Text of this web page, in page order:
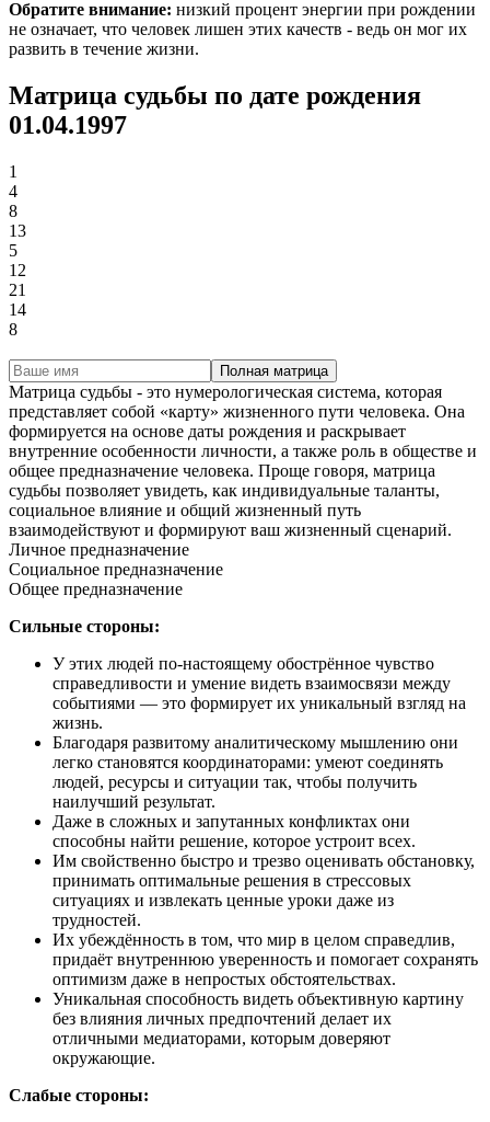
Обратите внимание: низкий процент энергии при рождении
не означает, что человек лишен этих качеств - ведь он мог их
развить в течение жизни.
Матрица судьбы по дате рождения
01.04.1997
1
4
8
13
5
12
21
14
8
Полная матрица
Матрица судьбы - это нумерологическая система, которая
представляет собой «карту» жизненного пути человека. Она
формируется на основе даты рождения и раскрывает
внутренние особенности личности, а также роль в обществе и
общее предназначение человека. Проще говоря, матрица
судьбы позволяет увидеть, как индивидуальные таланты,
социальное влияние и общий жизненный путь
взаимодействуют и формируют ваш жизненный сценарий.
Личное предназначение
Социальное предназначение
Общее предназначение
Сильные стороны:
У этих людей по-настоящему обострённое чувство
справедливости и умение видеть взаимосвязи между
событиями — это формирует их уникальный взгляд на
жизнь.
Благодаря развитому аналитическому мышлению они
легко становятся координаторами: умеют соединять
людей, ресурсы и ситуации так, чтобы получить
наилучший результат.
Даже в сложных и запутанных конфликтах они
способны найти решение, которое устроит всех.
Им свойственно быстро и трезво оценивать обстановку,
принимать оптимальные решения в стрессовых
ситуациях и извлекать ценные уроки даже из
трудностей.
Их убеждённость в том, что мир в целом справедлив,
придаёт внутреннюю уверенность и помогает сохранять
оптимизм даже в непростых обстоятельствах.
Уникальная способность видеть объективную картину
без влияния личных предпочтений делает их
отличными медиаторами, которым доверяют
окружающие.
Слабые стороны: